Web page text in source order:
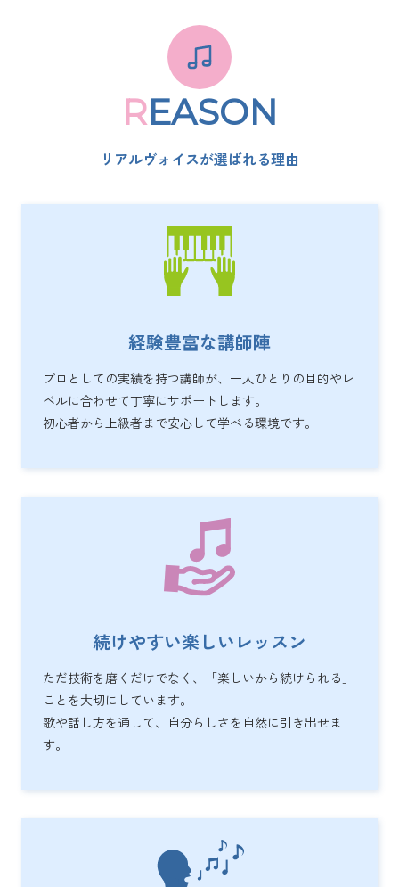
REASON
リアルヴォイスが選ばれる理由
経験豊富な講師陣
プロとしての実績を持つ講師が、一人ひとりの目的やレ
ベルに合わせて丁寧にサポートします。
初心者から上級者まで安心して学べる環境です。
続けやすい楽しいレッスン
ただ技術を磨くだけでなく、「楽しいから続けられる」
ことを大切にしています。
歌や話し方を通して、自分らしさを自然に引き出せま
す。